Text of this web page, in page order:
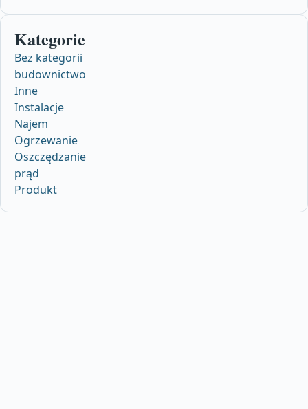
Kategorie
Bez kategorii
budownictwo
Inne
Instalacje
Najem
Ogrzewanie
Oszczędzanie
prąd
Produkt